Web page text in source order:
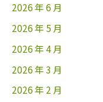
2026 年 6 月
2026 年 5 月
2026 年 4 月
2026 年 3 月
2026 年 2 月